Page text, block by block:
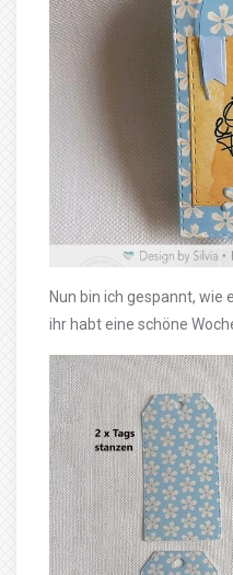
Nun bin ich gespannt,
ihr habt eine schöne